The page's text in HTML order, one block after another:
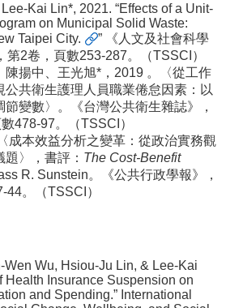
Kai Lin*, 2021. “Effects of a Unit-
on Municipal Solid Waste:
Taipei City.
” 《人文及社會科學
第2卷，頁數253-287。（TSSCI）
陳揚中、王光旭*，2019 。〈從工作
公共衛生護理人員職業倦怠因素：以
變數〉。《台灣公共衛生雜誌》，
478-97。（TSSCI）
〈成本效益分析之變革：從政治實務觀
〉，書評： The Cost-Benefit
R. Sunstein。《公共行政學報》，
。（TSSCI）
Wen Wu, Hsiou-Ju Lin, & Lee-Kai
Health Insurance Suspension on
and Spending.” International